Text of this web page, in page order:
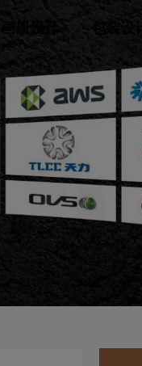
画册设计 包装设计